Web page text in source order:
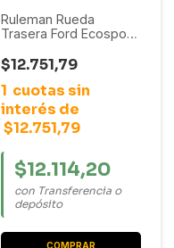
Ruleman Rueda
Trasera Ford Ecosport
Ambiente 2003 - 2012
$12.751,79
1 cuotas sin
interés de
$12.751,79
$12.114,20
con Transferencia o
depósito